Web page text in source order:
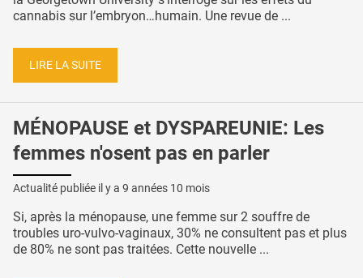
cannabis sur l’embryon…humain. Une revue de ...
LIRE LA SUITE
MÉNOPAUSE et DYSPAREUNIE: Les
femmes n'osent pas en parler
Actualité publiée il y a 9 années 10 mois
Si, après la ménopause, une femme sur 2 souffre de
troubles uro-vulvo-vaginaux, 30% ne consultent pas et plus
de 80% ne sont pas traitées. Cette nouvelle ...